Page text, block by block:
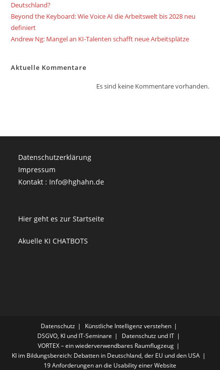
Deutschland?
Beyond the Keyboard: Wie Voice AI die Arbeitswelt bis 2028 neu
definiert
Andrew Ng: Mangel an KI-Talenten schafft neue Arbeitsplätze
Aktuelle Kommentare
Es sind keine Kommentare vorhanden.
Datenschutzerklärung
Impressum
Kontakt : Info@hghahn.de
Hier geht es zur Startseite
Akuelle KI CHATBOTS
Datenschutz
Künstliche Intelligenz verstehen
DSGVO, KI und IT-Seminare
Datenschutz und IT
VORTEX – ein wiederverwendbares Raumflugzeug
KI im Bildungsbereich: Debatten in Deutschland, der EU und den USA
19 Anforderungen an die Usability einer Website